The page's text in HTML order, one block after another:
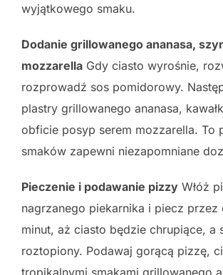
wyjątkowego smaku.
Dodanie grillowanego ananasa,
mozzarella Gdy ciasto wyrośnie,
rozprowadź sos pomidorowy.
plastry grillowanego ananasa,
obficie posyp serem mozzarella. To
smaków zapewni niezapomniane
Pieczenie i podawanie pizzy Włóż
nagrzanego piekarnika i piecz przez
minut, aż ciasto będzie chrupiące, a
roztopiony. Podawaj gorącą pizzę,
tropikalnymi smakami grillowanego